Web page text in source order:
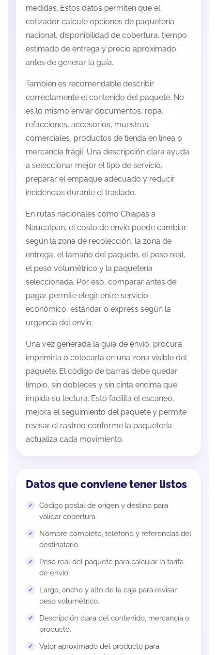
medidas. Estos datos permiten que el
cotizador calcule opciones de paquetería
nacional, disponibilidad de cobertura, tiempo
estimado de entrega y precio aproximado
antes de generar la guía.
También es recomendable describir
correctamente el contenido del paquete. No
es lo mismo enviar documentos, ropa,
refacciones, accesorios, muestras
comerciales, productos de tienda en línea o
mercancía frágil. Una descripción clara ayuda
a seleccionar mejor el tipo de servicio,
preparar el empaque adecuado y reducir
incidencias durante el traslado.
En rutas nacionales como Chiapas a
Naucalpan, el costo de envío puede cambiar
según la zona de recolección, la zona de
entrega, el tamaño del paquete, el peso real,
el peso volumétrico y la paquetería
seleccionada. Por eso, comparar antes de
pagar permite elegir entre servicio
económico, estándar o express según la
urgencia del envío.
Una vez generada la guía de envío, procura
imprimirla o colocarla en una zona visible del
paquete. El código de barras debe quedar
limpio, sin dobleces y sin cinta encima que
impida su lectura. Esto facilita el escaneo,
mejora el seguimiento del paquete y permite
revisar el rastreo conforme la paquetería
actualiza cada movimiento.
Datos que conviene tener listos
Código postal de origen y destino para
validar cobertura.
Nombre completo, teléfono y referencias del
destinatario.
Peso real del paquete para calcular la tarifa
de envío.
Largo, ancho y alto de la caja para revisar
peso volumétrico.
Descripción clara del contenido, mercancía o
producto.
Valor aproximado del producto para